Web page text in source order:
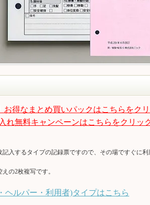
お得なまとめ買いパックはこちらをクリ
れ無料キャンペーンはこちらをクリッ
入するタイプの記録票ですので、その場ですぐに利
の2枚複写です。
ヘルパー・利用者)タイプはこちら